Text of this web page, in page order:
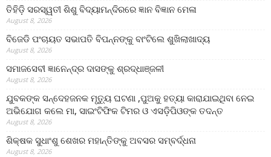
ତିହିଡି଼ ସରସ୍ୱତୀ ଶିଶୁ ବିଦ୍ୟାମନ୍ଦିରରେ ଜ୍ଞାନ ବିଜ୍ଞାନ ମେଳା
August 8, 2026
ବିଜେଡି ପଂଚାୟତ ସଭାପତି ବିପନ୍ନଙ୍କୁ ବାଂଟିଲେ ଶୁଖିଲାଖାଦ୍ୟ
August 8, 2026
ସମାଜସେବୀ ଜ୍ଞାନେନ୍ଦ୍ର ଦାସଙ୍କୁ ଶ୍ରଦ୍ଧାଞ୍ଜଳୀ
August 8, 2026
ଯୁବକଙ୍କ ସନ୍ଦେହଜନକ ମୃତ୍ୟୁ ଘଟଣା ,ପୁଅକୁ ହତ୍ୟା କାରାଯାଇଥିବା ନେଇ
ଅଭିଯୋଗ କଲେ ମା, ସାଇଂଟିଫିକ ଟିମର ଓ ଏସଡ଼ିପିଓଙ୍କ ତଦନ୍ତ
August 8, 2026
ଶିକ୍ଷକ ସୁଧାଂଶୁ ଶେଖର ମହାନ୍ତିଙ୍କୁ ଅବସର ସମ୍ବର୍ଦ୍ଧନା
August 8, 2026